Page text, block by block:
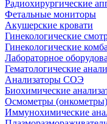
Радиохирургические
Фетальные мониторы
Акушерские кровати
Гинекологические
Гинекологические
Лабораторное
Гематологические
Анализаторы СОЭ
Биохимические
Осмометры (онкометры)
Иммунохимические